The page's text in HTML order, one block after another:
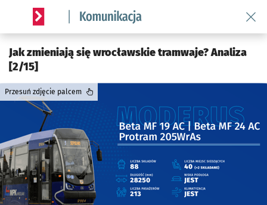
Serwis informacyjny wroclaw.pl podserwis: Komunikacja
Jak zmieniają się wrocławskie tramwaje? Analiza
[2/15]
Przesuń zdjęcie palcem